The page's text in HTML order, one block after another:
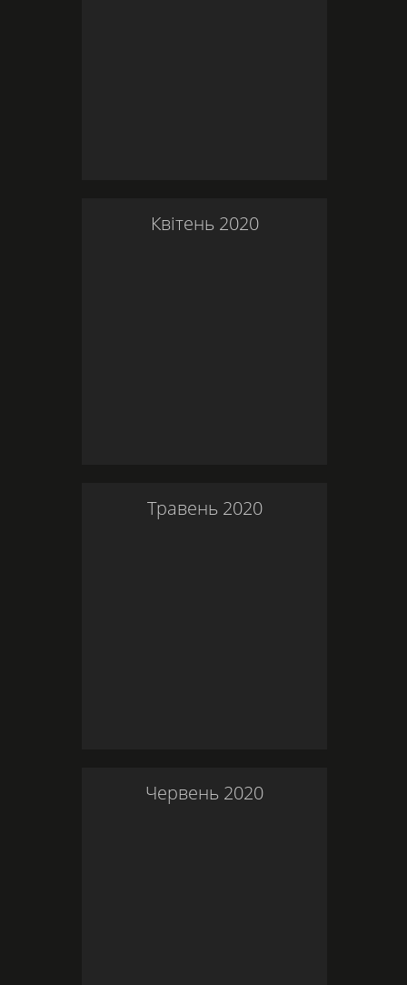
Квітень 2020
Травень 2020
Червень 2020